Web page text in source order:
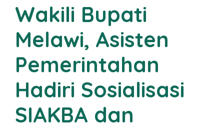
Wakili Bupati
Melawi, Asisten
Pemerintahan
Hadiri Sosialisasi
SIAKBA dan